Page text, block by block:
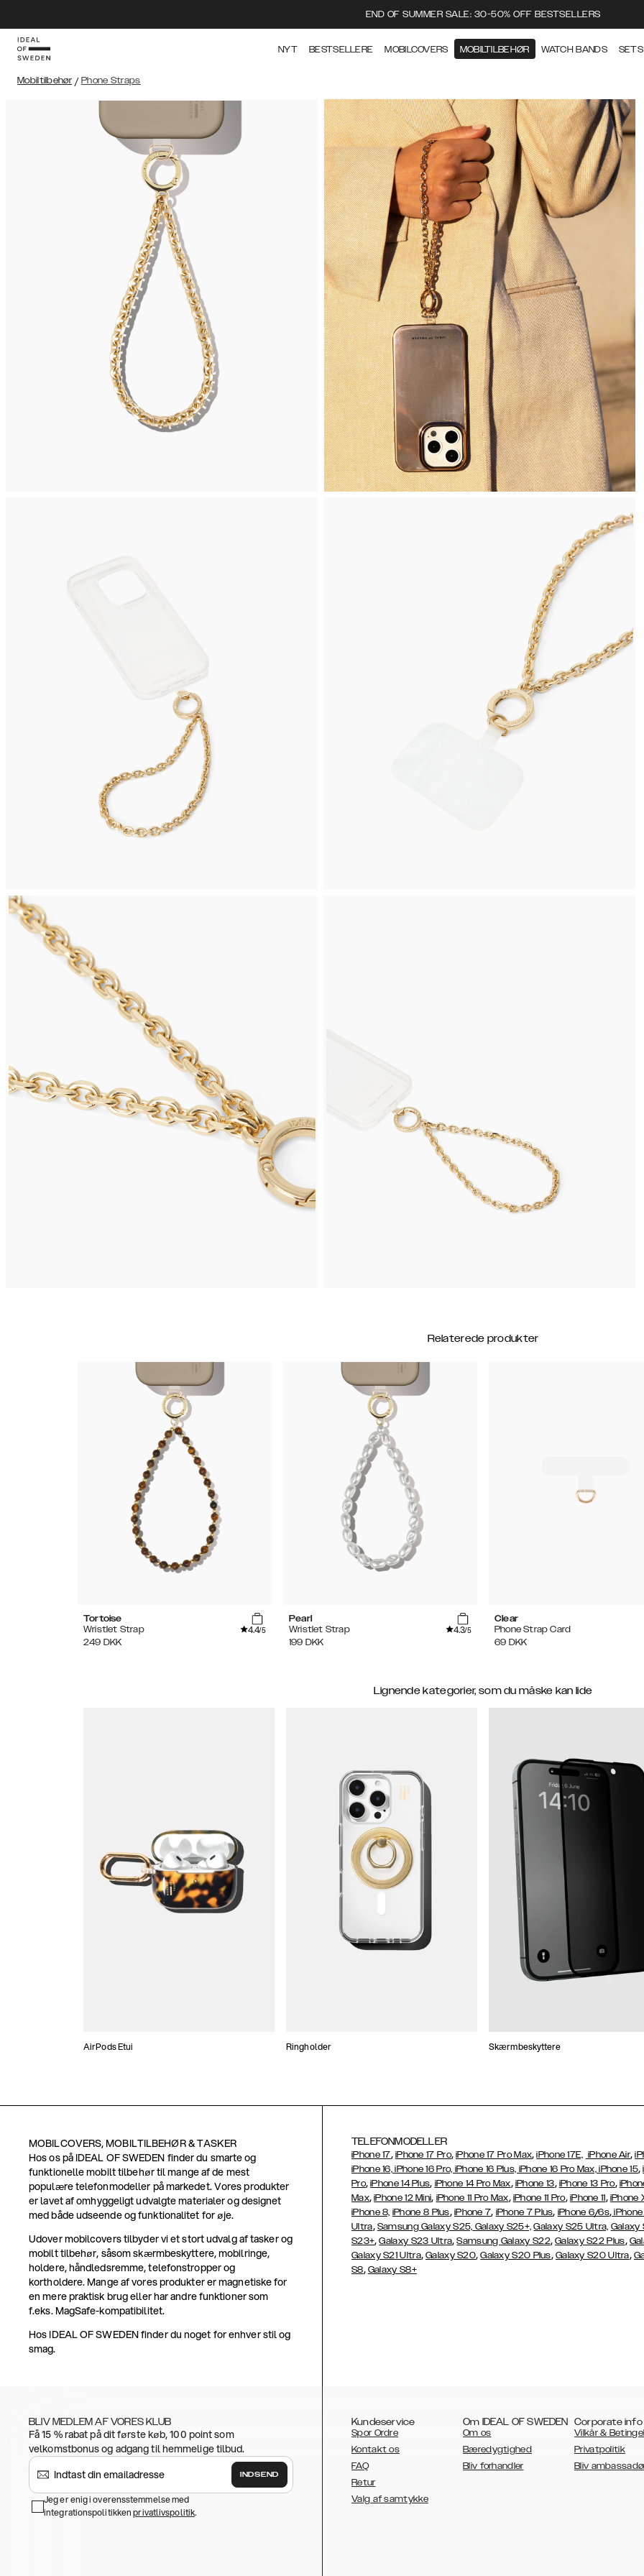
END OF SUMMER SALE: 30-50% OFF BESTSELLERS
NYT BESTSELLERE MOBILCOVERS MOBILTILBEHØR WATCH BANDS SETS
Mobiltilbehør / Phone Straps
Relaterede produkter
Tortoise
Wristlet Strap
4.4/5
249 DKK
Pearl
Wristlet Strap
4.3/5
199 DKK
Clear
Phone Strap Card
69 DKK
Lignende kategorier, som du måske kan lide
AirPods Etui Ringholder Skærmbeskyttere
MOBILCOVERS, MOBILTILBEHØR & TASKER
Hos os på IDEAL OF SWEDEN finder du smarte og
funktionelle mobilt tilbehør til mange af de mest
populære telefonmodeller på markedet. Vores produkter
er lavet af omhyggeligt udvalgte materialer og designet
med både udseende og funktionalitet for øje.
Udover mobilcovers tilbyder vi et stort udvalg af tasker og
mobilt tilbehør, såsom skærmbeskyttere, mobilringe,
holdere, håndledsremme, telefonstropper og
kortholdere. Mange af vores produkter er magnetiske for
en mere praktisk brug eller har andre funktioner som
f.eks. MagSafe-kompatibilitet.
Hos IDEAL OF SWEDEN finder du noget for enhver stil og
smag.
TELEFONMODELLER
iPhone 17, iPhone 17 Pro,iPhone 17 Pro Max,iPhone 17E, iPhone Air,
iPhone 16, iPhone 16 Pro, iPhone 16 Plus, iPhone 16 Pro Max, iPhone 15,
Pro,iPhone 14 Plus, iPhone 14 Pro Max, iPhone 13, iPhone 13 Pro,
Max,iPhone 12 Mini, iPhone 11 Pro Max, iPhone 11 Pro, iPhone 11, iPhone
iPhone 8, iPhone 8 Plus, iPhone 7, iPhone 7 Plus, iPhone 6/6s,
Ultra, Samsung Galaxy S25, Galaxy S25+, Galaxy S25 Ultra, Galaxy
S23+,Galaxy S23 Ultra,Samsung Galaxy S22,Galaxy S22 Plus,
Galaxy S21 Ultra,Galaxy S20,Galaxy S20 Plus, Galaxy S20 Ultra,
S8, Galaxy S8+
BLIV MEDLEM AF VORES KLUB
Få 15 % rabat på dit første køb, 100 point som
velkomstbonus og adgang til hemmelige tilbud.
INDSEND
Jeg er enig i overensstemmelse med
integrationspolitikkenprivatlivspolitik.
Kundeservice
Spor Ordre
Kontakt os
FAQ
Retur
Valg af samtykke
Om IDEAL OF SWEDEN
Om os
Bæredygtighed
Bliv forhandler
Corporate info
Vilkår &
Privatpolitik
Bliv